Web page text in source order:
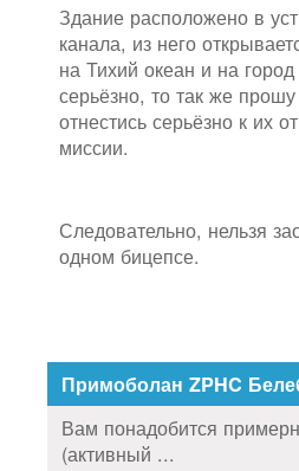
Здание расположено в
канала, из него
на Тихий океан и на
серьёзно, то так же
отнестись серьёзно к их
миссии.
Следовательно, нельзя
одном бицепсе.
Примоболан ZPHC
Вам понадобится
(активный ...